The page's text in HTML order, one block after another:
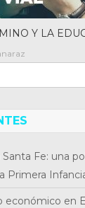
Y LA
Fe: una
Primera
económico en